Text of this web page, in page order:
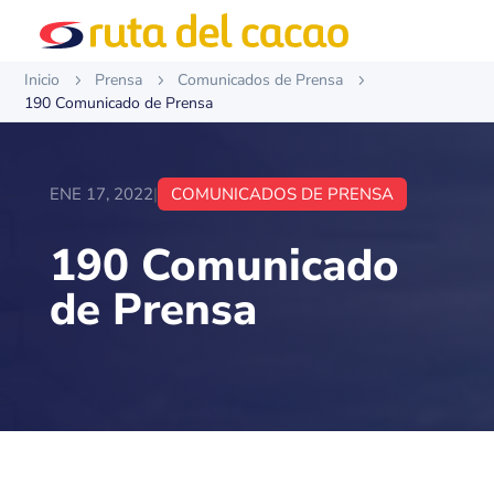
Inicio 5 Prensa 5 Comunicados de Prensa 5
190 Comunicado de Prensa
ENE 17, 2022| COMUNICADOS DE PRENSA
190 Comunicado
de Prensa